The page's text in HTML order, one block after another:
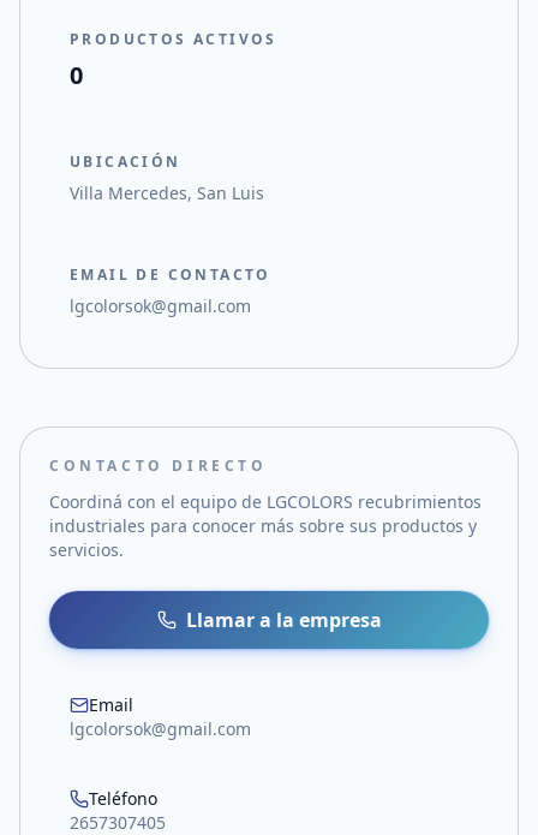
PRODUCTOS ACTIVOS
0
UBICACIÓN
Villa Mercedes, San Luis
EMAIL DE CONTACTO
lgcolorsok@gmail.com
CONTACTO DIRECTO
Coordiná con el equipo de LGCOLORS recubrimientos
industriales para conocer más sobre sus productos y
servicios.
Llamar a la empresa
Email
lgcolorsok@gmail.com
Teléfono
2657307405